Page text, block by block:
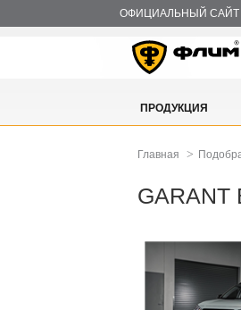
ОФИЦИАЛЬНЫЙ САЙТ
ПРОДУКЦИЯ
Главная >
GARANT